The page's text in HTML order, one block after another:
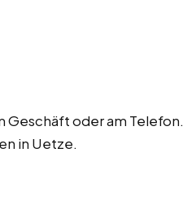
Geschäft oder am Telefon.
in Uetze.